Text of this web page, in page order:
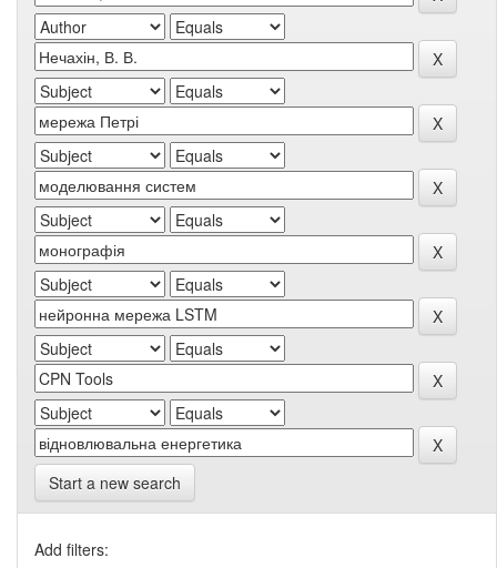
Start a new search
Add filters: